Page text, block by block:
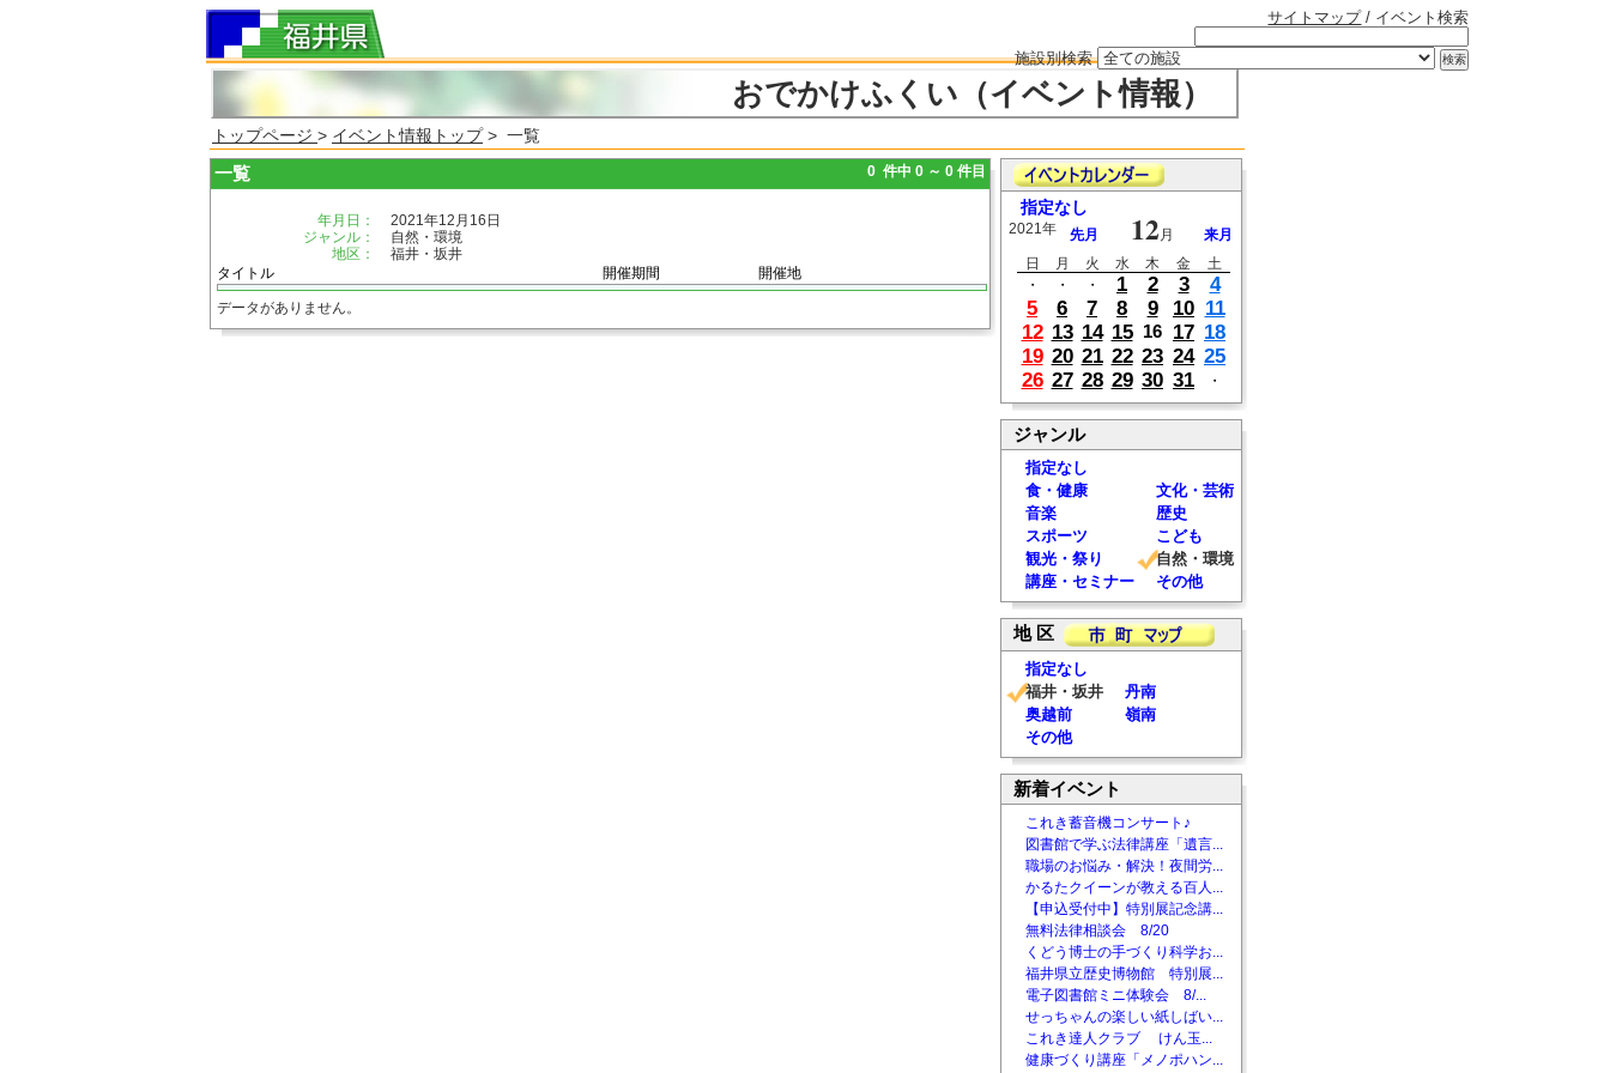
サイトマップ/ イベント検索
施設別検索
おでかけふくい（イベント情報）
トップページ > イベント情報トップ> 一覧
一覧 0 件中 0 ～ 0 件目
年月日：
2021年12月16日
ジャンル：
自然・環境
地区：
福井・坂井
タイトル
開催期間 開催地
データがありません。
指定なし
2021年 先月 12月
来月
日
月 火 水 木 金
土
・
・ ・ 1 2 3
4
5
6 7 8 9 10 11
12 13 14 15 16 17 18
19 20 21 22 23 24 25
26 27 28 29 30 31 ・
ジャンル
指定なし
食・健康
文化・芸術
音楽
歴史
スポーツ
こども
観光・祭り
自然・環境
講座・セミナー
その他
地 区
指定なし
福井・坂井
丹南
奥越前
嶺南
その他
新着イベント
これき蓄音機コンサート♪
図書館で学ぶ法律講座「遺言...
職場のお悩み・解決！夜間労...
かるたクイーンが教える百人...
【申込受付中】特別展記念講...
無料法律相談会 8/20
くどう博士の手づくり科学お...
福井県立歴史博物館 特別展...
電子図書館ミニ体験会 8/...
せっちゃんの楽しい紙しばい...
これき達人クラブ けん玉...
健康づくり講座「メノポハン...